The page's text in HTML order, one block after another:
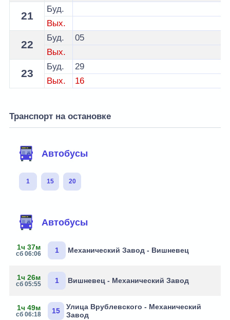
21
Буд.
Вых.
22
Буд.
05
Вых.
23
Буд.
29
Вых.
16
Транспорт на остановке
Автобусы
1 15 20
Автобусы
1ч 37м
сб 06:06 1 Механический Завод - Вишневец
1ч 26м
сб 05:55 1 Вишневец - Механический Завод
1ч 49м
сб 06:18 15
Улица Врублевского - Механический
Завод